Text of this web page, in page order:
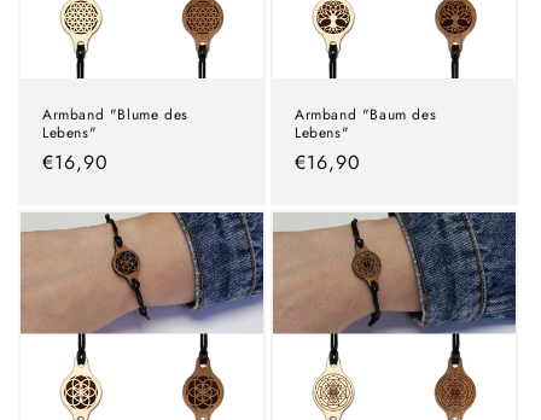
Armband "Blume des
Lebens"
Normaler
€16,90
Armband "Baum des
Lebens"
Normaler
€16,90